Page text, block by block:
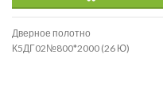
Дверное полотно
К5ДГ02№800*2000 (26 Ю)